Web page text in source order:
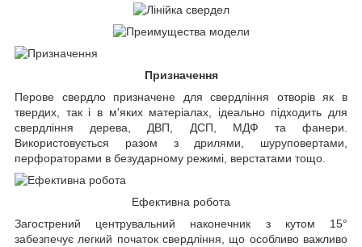
Призначення
Перове свердло призначене для свердління отворів як в
твердих, так і в м'яких матеріалах, ідеально підходить для
свердління дерева, ДВП, ДСП, МДФ та фанери.
Використовується разом з дрилями, шуруповертами,
перфораторами в безударному режимі, верстатами тощо.
Ефективна робота
Загострений центрувальний наконечник з кутом 15°
забезпечує легкий початок свердління, що особливо важливо